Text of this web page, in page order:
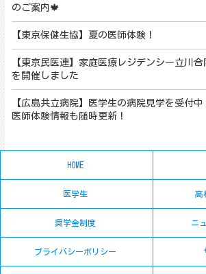
のご案内🍁
【東京保健生協】夏の医師体験！
【東京民医連】家庭医療レジデンシー立川
を開催しました
【広島共立病院】医学生の病院見学を受付
医師体験情報も随時更新！
HOME
医学生 高
奨学金制度 ニ
プライバシーポリシー